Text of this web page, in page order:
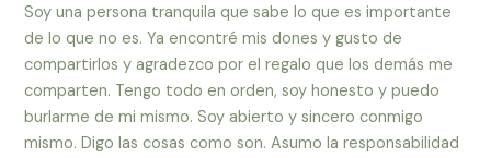
Soy una persona tranquila que sabe lo que es importante
de lo que no es. Ya encontré mis dones y gusto de
compartirlos y agradezco por el regalo que los demás me
comparten. Tengo todo en orden, soy honesto y puedo
burlarme de mi mismo. Soy abierto y sincero conmigo
mismo. Digo las cosas como son. Asumo la responsabilidad